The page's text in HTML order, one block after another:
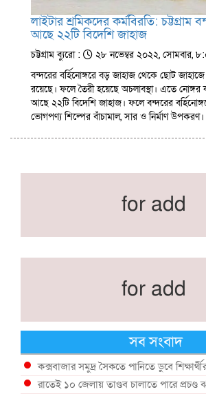
লাইটার শ্রমিকদের কর্মবিরতি:
আছে ২২টি বিদেশি জাহাজ
চট্টগ্রাম ব্যুরো :
২৮ নভেম্বর ২০২২, সোমবার,
বন্দরের বর্হিনোঙ্গরে বড় জাহাজ থেকে ছোট
রয়েছে। ফলে তৈরী হয়েছে অচলাবস্থা। এতে
আছে ২২টি বিদেশি জাহাজ। ফলে বন্দরের
ভোগপণ্য শিল্পের বাঁচামাল, সার ও নির্মাণ উপকরণ।
for add
for add
সব সংবাদ
কক্সবাজার সমুদ্র সৈকতে পানিতে ডুবে
রাতেই ১০ জেলায় তাণ্ডব চালাতে পারে প্রচণ্ড